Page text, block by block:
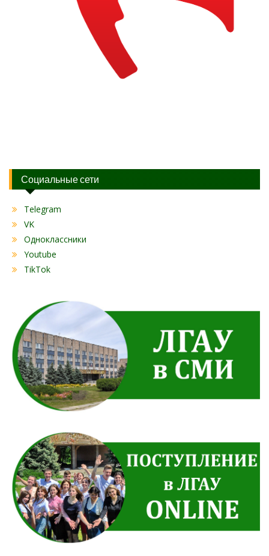
Социальные сети
Telegram
VK
Одноклассники
Youtube
TikTok